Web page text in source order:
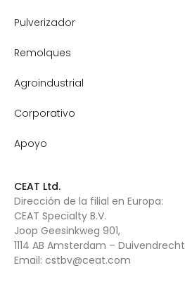
Pulverizador
Remolques
Agroindustrial
Corporativo
Apoyo
CEAT Ltd.
Dirección de la filial en Europa:
CEAT Specialty B.V.
Joop Geesinkweg 901,
1114 AB Amsterdam – Duivendrecht
Email: cstbv@ceat.com